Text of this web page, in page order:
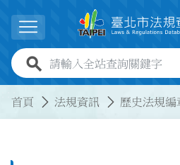
展開選單
全站查詢關鍵字欄位
首頁 法規資訊 歷史法規編